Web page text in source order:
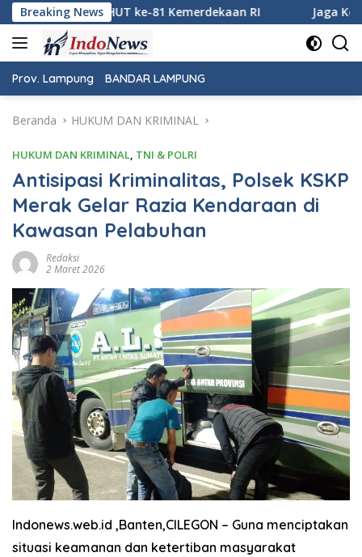
Langsung
ke
konten
Breaking News
RI Jaga Keamanan Pintu Gerbang
Prov. Lampung BANDAR LAMPUNG
Beranda HUKUM DAN KRIMINAL
HUKUM DAN KRIMINAL, TNI & POLRI
Antisipasi Kriminalitas, Polsek KSKP
Merak Gelar Razia Kendaraan di
Kawasan Pelabuhan
Redaksi
2 Maret 2026
Indonews.web.id ,Banten,CILEGON – Guna menciptakan
situasi keamanan dan ketertiban masyarakat